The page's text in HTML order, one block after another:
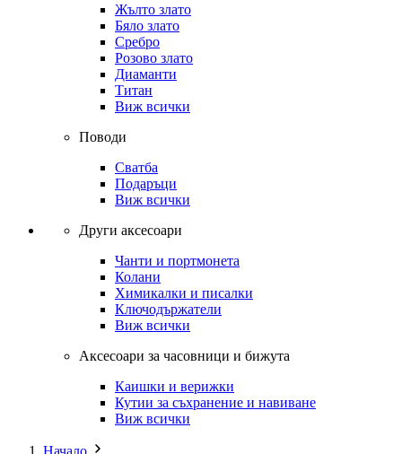
Жълто злато
Бяло злато
Сребро
Розово злато
Диаманти
Титан
Виж всички
Поводи
Сватба
Подаръци
Виж всички
Други аксесоари
Чанти и портмонета
Колани
Химикалки и писалки
Ключодържатели
Виж всички
Аксесоари за часовници и бижута
Каишки и верижки
Кутии за съхранение и навиване
Виж всички
Начало